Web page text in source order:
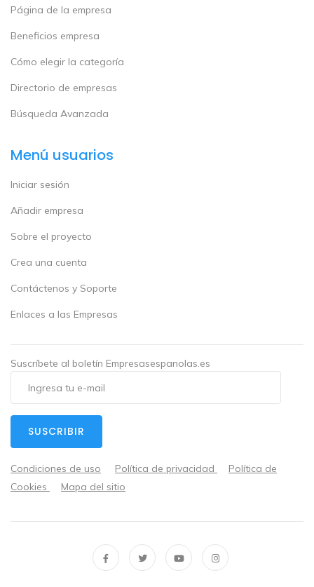
Página de la empresa
Beneficios empresa
Cómo elegir la categoría
Directorio de empresas
Búsqueda Avanzada
Menú usuarios
Iniciar sesión
Añadir empresa
Sobre el proyecto
Crea una cuenta
Contáctenos y Soporte
Enlaces a las Empresas
Suscríbete al boletín Empresasespanolas.es
Condiciones de uso Política de privacidad
Política de
Cookies
Mapa del sitio
SUSCRIBIR